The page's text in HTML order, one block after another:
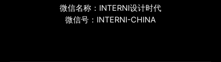
微信名称：INTERNI设计时代
微信号：INTERNI-CHINA